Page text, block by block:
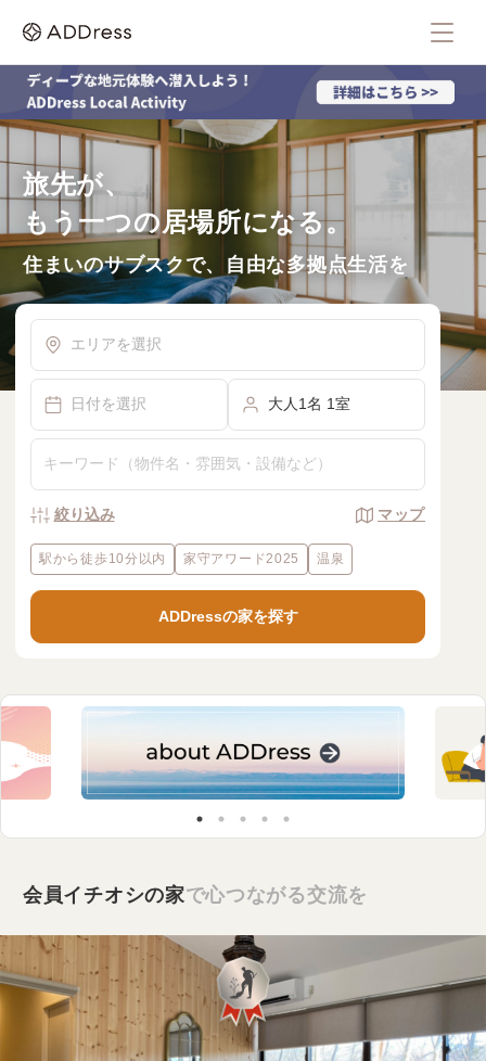
旅先が、
もう一つの居場所になる。
住まいのサブスクで、自由な多拠点生活を
エリアを選択
日付を選択 大人1名 1室
絞り込み マップ
駅から徒歩10分以内 家守アワード2025 温泉
ADDressの家を探す
会員イチオシの家で心つながる交流を